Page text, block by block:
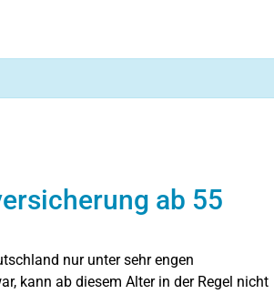
ab 55
nur unter sehr engen
kann ab diesem Alter in der Regel nicht